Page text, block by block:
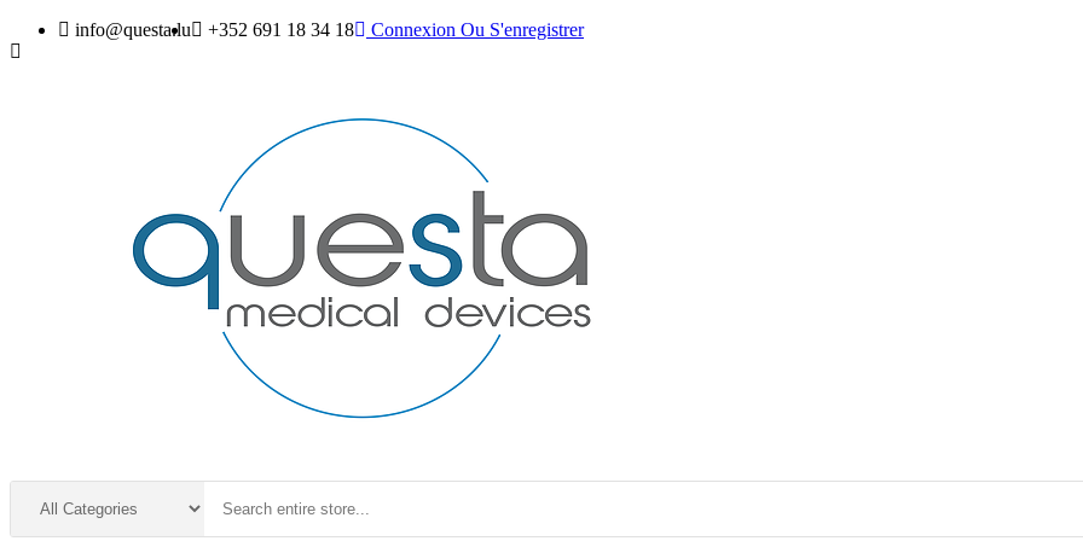
info@questa.lu +352 691 18 34 18 Connexion Ou S'enregistrer